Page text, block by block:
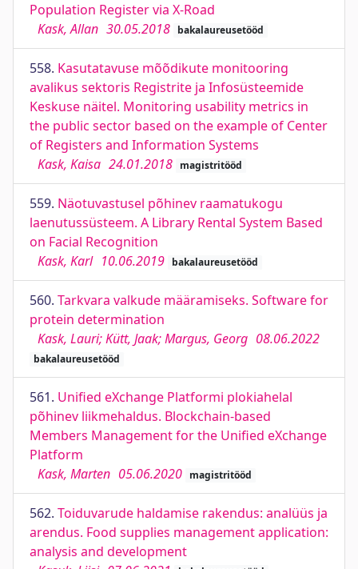
Population Register via X-Road
Kask, Allan 30.05.2018 bakalaureusetööd
558. Kasutatavuse mõõdikute monitooring
avalikus sektoris Registrite ja Infosüsteemide
Keskuse näitel. Monitoring usability metrics in
the public sector based on the example of Center
of Registers and Information Systems
Kask, Kaisa 24.01.2018 magistritööd
559. Näotuvastusel põhinev raamatukogu
laenutussüsteem. A Library Rental System Based
on Facial Recognition
Kask, Karl 10.06.2019 bakalaureusetööd
560. Tarkvara valkude määramiseks. Software for
protein determination
Kask, Lauri; Kütt, Jaak; Margus, Georg 08.06.2022
bakalaureusetööd
561. Unified eXchange Platformi plokiahelal
põhinev liikmehaldus. Blockchain-based
Members Management for the Unified eXchange
Platform
Kask, Marten 05.06.2020 magistritööd
562. Toiduvarude haldamise rakendus: analüüs ja
arendus. Food supplies management application:
analysis and development